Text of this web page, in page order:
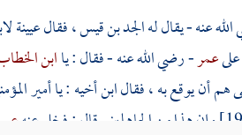
عنه - يقال لهالجد بن قيس، فقالعيينة
عمر- رضي الله عنه - فقال : ياابن
يوقع به ، فقال ابن أخيه : يا أمير
عمر